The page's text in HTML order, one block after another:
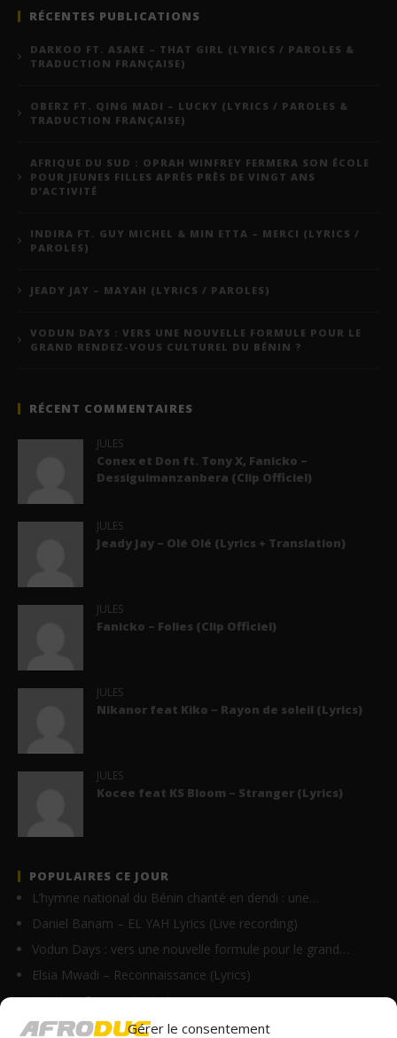
Gérer le consentement
RÉCENTES PUBLICATIONS
DARKOO FT. ASAKE – THAT GIRL (LYRICS / PAROLES &
TRADUCTION FRANÇAISE)
OBERZ FT. QING MADI – LUCKY (LYRICS / PAROLES &
TRADUCTION FRANÇAISE)
AFRIQUE DU SUD : OPRAH WINFREY FERMERA SON ÉCOLE
POUR JEUNES FILLES APRÈS PRÈS DE VINGT ANS
D’ACTIVITÉ
INDIRA FT. GUY MICHEL & MIN ETTA – MERCI (LYRICS /
PAROLES)
JEADY JAY – MAYAH (LYRICS / PAROLES)
VODUN DAYS : VERS UNE NOUVELLE FORMULE POUR LE
GRAND RENDEZ-VOUS CULTUREL DU BÉNIN ?
RÉCENT COMMENTAIRES
JULES
Conex et Don ft. Tony X, Fanicko –
Dessiguimanzanbera (Clip Officiel)
JULES
Jeady Jay – Olé Olé (Lyrics + Translation)
JULES
Fanicko – Folies (Clip Officiel)
JULES
Nikanor feat Kiko – Rayon de soleil (Lyrics)
JULES
Kocee feat KS Bloom – Stranger (Lyrics)
POPULAIRES CE JOUR
L’hymne national du Bénin chanté en dendi : une…
Daniel Banam – EL YAH Lyrics (Live recording)
Vodun Days : vers une nouvelle formule pour le grand…
Elsia Mwadi – Reconnaissance (Lyrics)
Homix – On y va (Lyrics)
Innoss’B – Avertissement (Clip Officiel)